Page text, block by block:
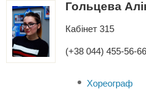
Гольцева
Кабінет 315
(+38 044) 455-56-
Хореограф